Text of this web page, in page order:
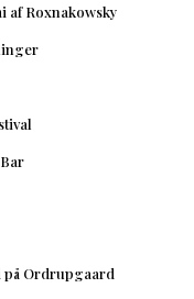
af Roxnakowsky
på Ordrupgaard